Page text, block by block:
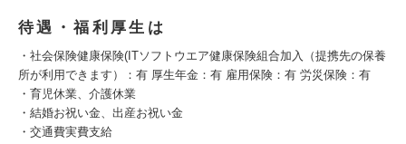
待遇・福利厚生は
・社会保険健康保険(ITソフトウエア健康保険組合加入（提携先の保養
所が利用できます）：有 厚生年金：有 雇用保険：有 労災保険：有
・育児休業、介護休業
・結婚お祝い金、出産お祝い金
・交通費実費支給